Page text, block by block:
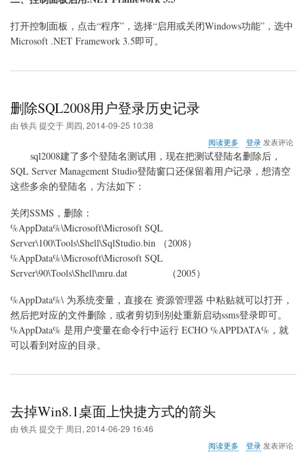
打开控制面板，点击“程序”，选择“启用或关闭Windows功能”，选中
Microsoft .NET Framework 3.5即可。
删除SQL2008用户登录历史记录
由 铁兵提交于 周四, 2014-09-25 10:38
阅读更多
于
删
除
登录发表评论
sql2008建了多个登陆名测试用，现在把测试登陆名删除后，
SQL Server Management Studio登陆窗口还保留着用户记录，想清空
这些多余的登陆名，方法如下：
关闭SSMS，删除：
%AppData%\Microsoft\Microsoft SQL
Server\100\Tools\Shell\SqlStudio.bin
（2008）
%AppData%\Microsoft\Microsoft SQL
Server\90\Tools\Shell\mru.dat （2005）
%AppData%\ 为系统变量，直接在 资源管理器 中粘贴就可以打开，
然后把对应的文件删除，或者剪切到别处重新启动ssms登录即可。
%AppData% 是用户变量在命令行中运行 ECHO %APPDATA%，就
可以看到对应的目录。
去掉Win8.1桌面上快捷方式的箭头
由 铁兵提交于 周日, 2014-06-29 16:46
阅读更多 登录发表评论